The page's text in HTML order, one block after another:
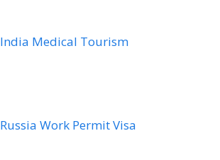
India Medical Tourism
Russia Work Permit Visa